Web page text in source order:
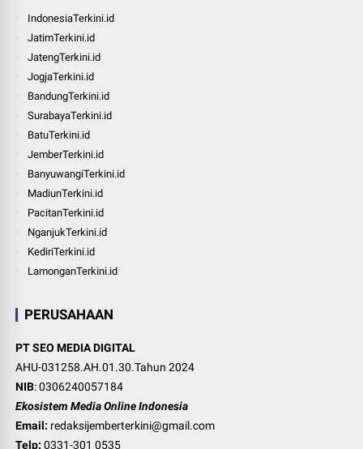
IndonesiaTerkini.id
JatimTerkini.id
JatengTerkini.id
JogjaTerkini.id
BandungTerkini.id
SurabayaTerkini.id
BatuTerkini.id
JemberTerkini.id
BanyuwangiTerkini.id
MadiunTerkini.id
PacitanTerkini.id
NganjukTerkini.id
KediriTerkini.id
LamonganTerkini.id
PERUSAHAAN
PT SEO MEDIA DIGITAL
AHU-031258.AH.01.30.Tahun 2024
NIB: 0306240057184
Ekosistem Media Online Indonesia
Email: redaksijemberterkini@gmail.com
Telp: 0331-301 0535